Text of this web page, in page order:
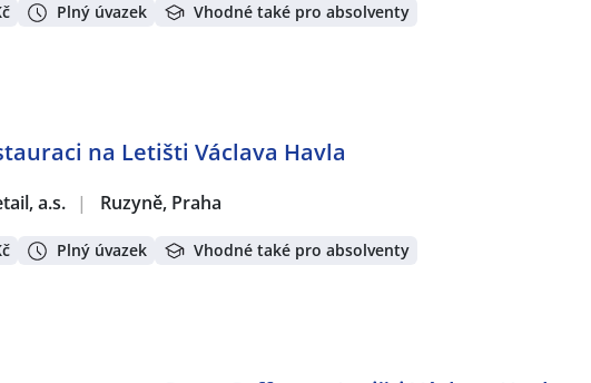
Plný úvazek Vhodné také pro absolventy
na Letišti Václava Havla
a.s. | Ruzyně, Praha
Plný úvazek Vhodné také pro absolventy